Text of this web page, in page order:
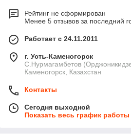
Рейтинг не сформирован
Менее 5 отзывов за последний
Работает с 24.11.2011
г. Усть-Каменогорск
С.Нурмагамбетов
Каменогорск, Казахстан
Контакты
Сегодня выходной
Показать весь график работы